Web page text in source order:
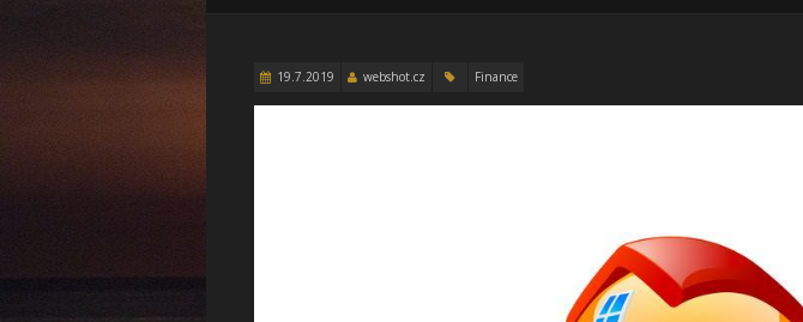
19.7.2019 webshot.cz Finance